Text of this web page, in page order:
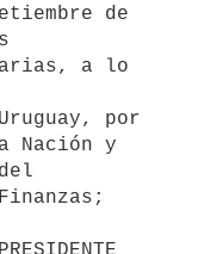
de
a lo
por
Nación y